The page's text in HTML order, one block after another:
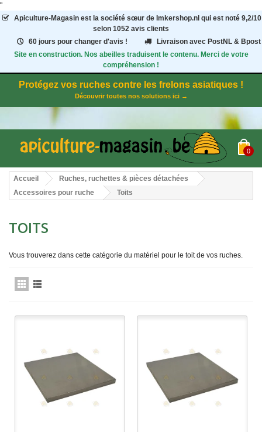
"
Apiculture-Magasinest la société sœur de Imkershop.nl qui est noté 9,2/10
selon 1052 avis clients
60 jours pour changer d'avis !
Livraison avec PostNL & Bpost
Site en construction. Nos abeilles traduisent le contenu. Merci de votre
compréhension !
Protégez vos ruches contre les frelons asiatiques !
Découvrir toutes nos solutions ici →
0
Accueil
Ruches, ruchettes & pièces détachées
Accessoires pour ruche
Toits
TOITS
Vous trouverez dans cette catégorie du matériel pour le toit de vos ruches.